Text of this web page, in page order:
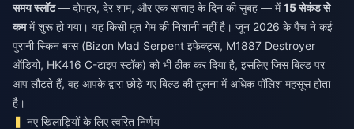
समय स्लॉट— दोपहर, देर शाम, और एक सप्ताह के दिन की सुबह — में15 सेकंड से
कममें शुरू हो गया। यह किसी मृत गेम की निशानी नहीं है। जून 2026 के पैच ने कई
पुरानी स्किन बग्स (Bizon Mad Serpent इफेक्ट्स, M1887 Destroyer
ऑडियो, HK416 C-टाइप स्टॉक) को भी ठीक कर दिया है, इसलिए जिस बिल्ड पर
आप लौटते हैं, वह आपके द्वारा छोड़े गए बिल्ड की तुलना में अधिक पॉलिश महसूस होता
है।
नए खिलाड़ियों के लिए त्वरित निर्णय